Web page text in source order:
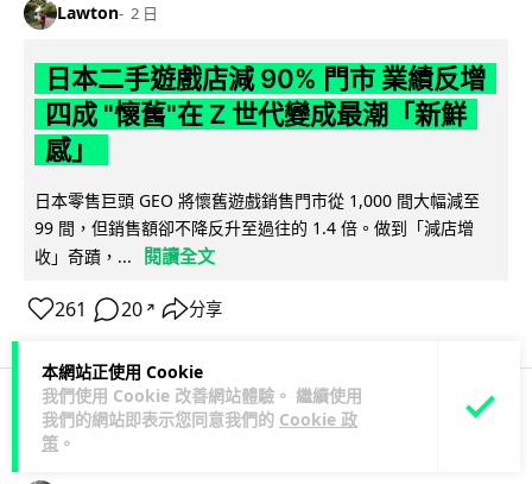
本網站正使用 Cookie
我們使用 Cookie 改善網站體驗。 繼續使用
我們的網站即表示您同意我們的 Cookie 政
策 。
Lawton 2 日
日本二手遊戲店減 90% 門市 業績反增
四成 "懷舊"在 Z 世代變成最潮「新鮮
感」
日本零售巨頭 GEO 將懷舊遊戲銷售門市從 1,000 間大幅減至
99 間，但銷售額卻不降反升至過往的 1.4 倍。做到「減店增
收」奇蹟，...
閱讀全文
261 20 ↗ 分享
人工智能